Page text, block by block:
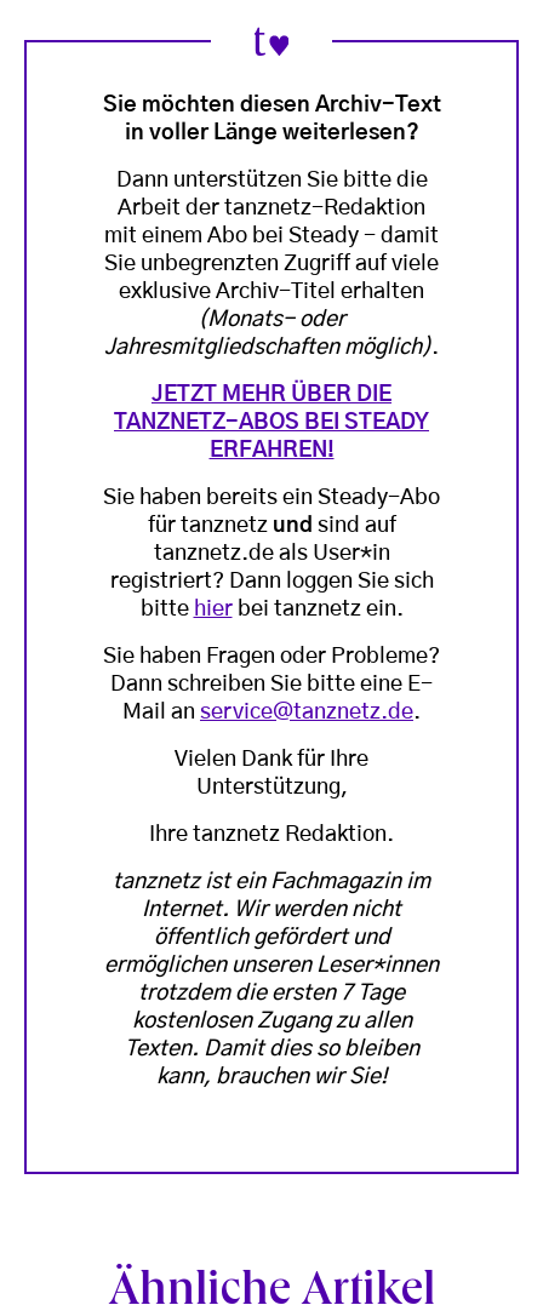
Sie möchten diesen Archiv-Text
in voller Länge weiterlesen?
Dann unterstützen Sie bitte die
Arbeit der tanznetz-Redaktion
mit einem Abo bei Steady - damit
Sie unbegrenzten Zugriff auf viele
exklusive Archiv-Titel erhalten
(Monats- oder
Jahresmitgliedschaften möglich).
JETZT MEHR ÜBER DIE
TANZNETZ-ABOS BEI STEADY
ERFAHREN!
Sie haben bereits ein Steady-Abo
für tanznetz und sind auf
tanznetz.de als User*in
registriert? Dann loggen Sie sich
bitte hierbei tanznetz ein.
Sie haben Fragen oder Probleme?
Dann schreiben Sie bitte eine E-
Mail an service@tanznetz.de.
Vielen Dank für Ihre
Unterstützung,
Ihre tanznetz Redaktion.
tanznetz ist ein Fachmagazin im
Internet. Wir werden nicht
öffentlich gefördert und
ermöglichen unseren Leser*innen
trotzdem die ersten 7 Tage
kostenlosen Zugang zu allen
Texten. Damit dies so bleiben
kann, brauchen wir Sie!
Ähnliche Artikel